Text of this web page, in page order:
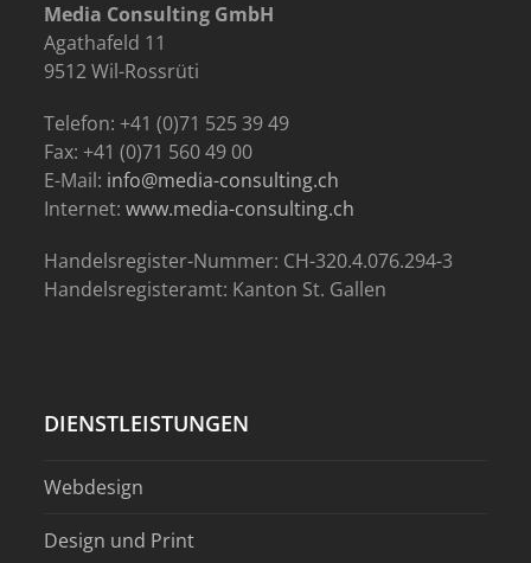
Media Consulting GmbH
Agathafeld 11
9512 Wil-Rossrüti
Telefon: +41 (0)71 525 39 49
Fax: +41 (0)71 560 49 00
E-Mail: info@media-consulting.ch
Internet:www.media-consulting.ch
Handelsregister-Nummer: CH-320.4.076.294-3
Handelsregisteramt: Kanton St. Gallen
DIENSTLEISTUNGEN
Webdesign
Design und Print